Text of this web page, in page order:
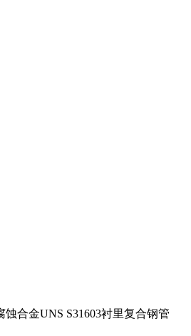
蚀合金UNS S31603衬里复合钢管